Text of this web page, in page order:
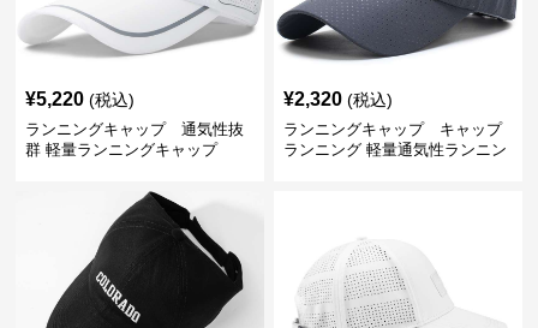
¥5,220 (税込)
ランニングキャップ 通気性抜
群 軽量ランニングキャップ
¥2,320 (税込)
ランニングキャップ キャップ
ランニング 軽量通気性ランニン